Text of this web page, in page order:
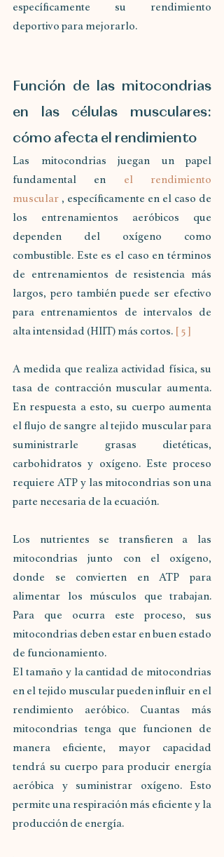
específicamente su rendimiento
deportivo para mejorarlo.
Función de las mitocondrias
en las células musculares:
cómo afecta el rendimiento
Las mitocondrias juegan un papel
fundamental en el rendimiento
muscular , específicamente en el caso de
los entrenamientos aeróbicos que
dependen del oxígeno como
combustible. Este es el caso en términos
de entrenamientos de resistencia más
largos, pero también puede ser efectivo
para entrenamientos de intervalos de
alta intensidad (HIIT) más cortos. [ 5 ]
A medida que realiza actividad física, su
tasa de contracción muscular aumenta.
En respuesta a esto, su cuerpo aumenta
el flujo de sangre al tejido muscular para
suministrarle grasas dietéticas,
carbohidratos y oxígeno. Este proceso
requiere ATP y las mitocondrias son una
parte necesaria de la ecuación.
Los nutrientes se transfieren a las
mitocondrias junto con el oxígeno,
donde se convierten en ATP para
alimentar los músculos que trabajan.
Para que ocurra este proceso, sus
mitocondrias deben estar en buen estado
de funcionamiento.
El tamaño y la cantidad de mitocondrias
en el tejido muscular pueden influir en el
rendimiento aeróbico. Cuantas más
mitocondrias tenga que funcionen de
manera eficiente, mayor capacidad
tendrá su cuerpo para producir energía
aeróbica y suministrar oxígeno. Esto
permite una respiración más eficiente y la
producción de energía.